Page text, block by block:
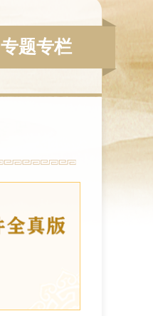
专题专栏